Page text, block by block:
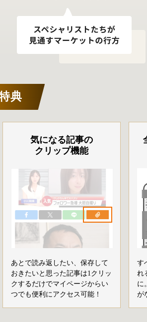
典
気になる記事の
クリップ機能
あとで読み返したい、保存して
おきたいと思った記事は1クリッ
クするだけでマイページからい
つでも便利にアクセス可能！
す
れ
に
が